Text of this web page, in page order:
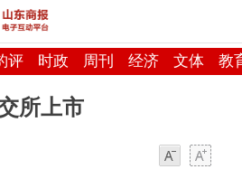
评 时政 周刊 经济 文体 教
所上市